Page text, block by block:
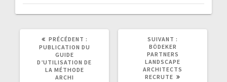
PRÉCÉDENT :
PRÉCÉDENT
PUBLICATION DU
GUIDE
D’UTILISATION DE
LA MÉTHODE
ARCHI
SUIVANT :
:
BÖDEKER
PARTNERS
LANDSCAPE
ARCHITECTS
RECRUTE